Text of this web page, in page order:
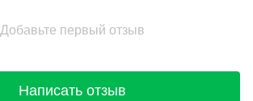
Добавьте первый отзыв
Написать отзыв